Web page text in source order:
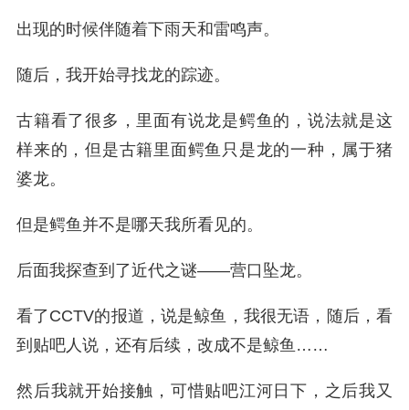
出现的时候伴随着下雨天和雷鸣声。
随后，我开始寻找龙的踪迹。
古籍看了很多，里面有说龙是鳄鱼的，说法就是这
样来的，但是古籍里面鳄鱼只是龙的一种，属于猪
婆龙。
但是鳄鱼并不是哪天我所看见的。
后面我探查到了近代之谜——营口坠龙。
看了CCTV的报道，说是鲸鱼，我很无语，随后，看
到贴吧人说，还有后续，改成不是鲸鱼……
然后我就开始接触，可惜贴吧江河日下，之后我又